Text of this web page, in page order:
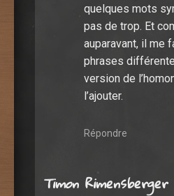
quelques mots
pas de trop. Et
auparavant, il me
phrases
version de
l’ajouter.
Répondre
Timon Rimensberger